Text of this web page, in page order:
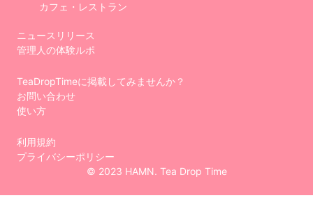
カフェ・レストラン
ニュースリリース
管理人の体験ルポ
TeaDropTimeに掲載してみませんか？
お問い合わせ
使い方
利用規約
プライバシーポリシー
© 2023 HAMN. Tea Drop Time